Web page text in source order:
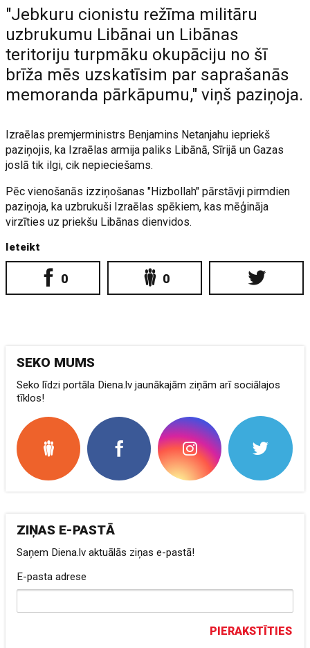
"Jebkuru cionistu režīma militāru
uzbrukumu Libānai un Libānas
teritoriju turpmāku okupāciju no šī
brīža mēs uzskatīsim par saprašanās
memoranda pārkāpumu," viņš paziņoja.
Izraēlas premjerministrs Benjamins Netanjahu iepriekš
paziņojis, ka Izraēlas armija paliks Libānā, Sīrijā un Gazas
joslā tik ilgi, cik nepieciešams.
Pēc vienošanās izziņošanas "Hizbollah" pārstāvji pirmdien
paziņoja, ka uzbrukuši Izraēlas spēkiem, kas mēģināja
virzīties uz priekšu Libānas dienvidos.
Ieteikt
0 0
SEKO MUMS
Seko līdzi portāla Diena.lv jaunākajām ziņām arī sociālajos
tīklos!
ZIŅAS E-PASTĀ
Saņem Diena.lv aktuālās ziņas e-pastā!
E-pasta adrese
PIERAKSTĪTIES